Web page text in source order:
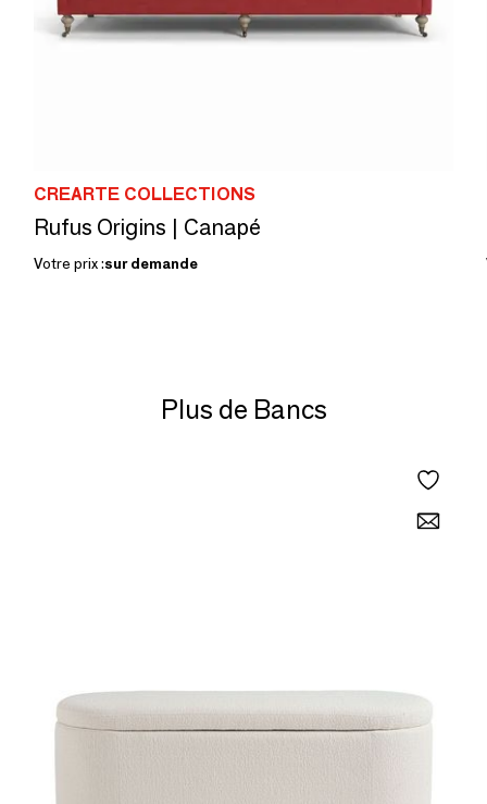
CREARTE COLLECTIONS
Rufus Origins | Canapé
Votre prix :sur demande
Plus de Bancs